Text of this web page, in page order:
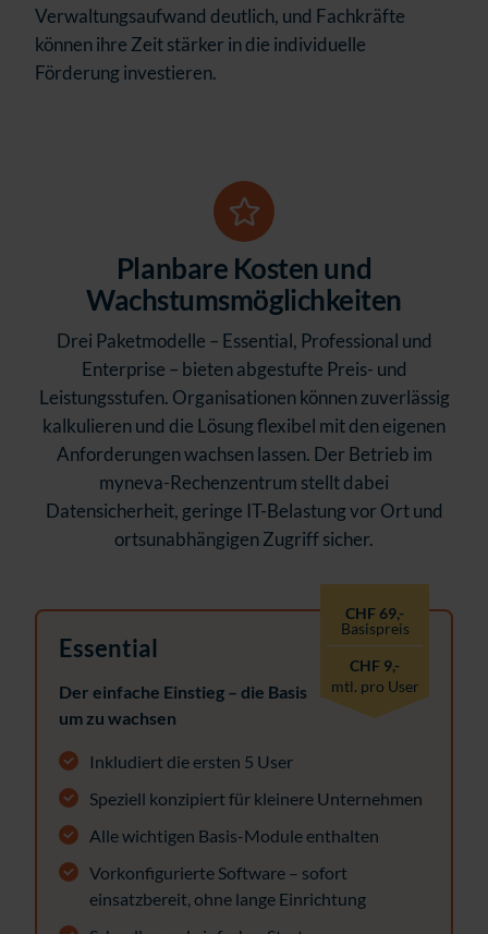
Verwaltungsaufwand deutlich, und Fachkräfte
können ihre Zeit stärker in die individuelle
Förderung investieren.
Planbare Kosten und
Wachstumsmöglichkeiten
Drei Paketmodelle – Essential, Professional und
Enterprise – bieten abgestufte Preis- und
Leistungsstufen. Organisationen können zuverlässig
kalkulieren und die Lösung flexibel mit den eigenen
Anforderungen wachsen lassen. Der Betrieb im
myneva-Rechenzentrum stellt dabei
Datensicherheit, geringe IT-Belastung vor Ort und
ortsunabhängigen Zugriff sicher.
Essential
Der einfache Einstieg – die Basis
um zu wachsen
CHF 69,-
Basispreis
CHF 9,-
mtl. pro User
Inkludiert die ersten 5 User
Speziell konzipiert für kleinere Unternehmen
Alle wichtigen Basis-Module enthalten
Vorkonfigurierte Software – sofort
einsatzbereit, ohne lange Einrichtung